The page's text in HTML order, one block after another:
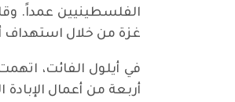
الفلسطينيين عمداً.
غزة من خلال استهداف
في أيلول الفائت،